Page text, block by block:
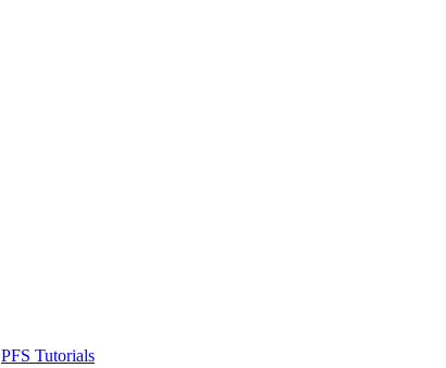
PFS Tutorials